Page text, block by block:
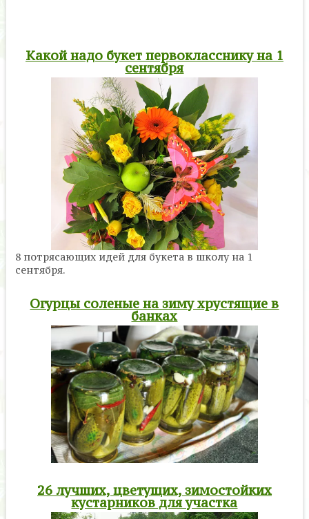
Какой надо букет первокласснику на 1
сентября
8 потрясающих идей для букета в школу на 1
сентября.
Огурцы соленые на зиму хрустящие в
банках
26 лучших, цветущих, зимостойких
кустарников для участка